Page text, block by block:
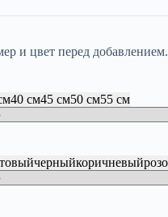
и цвет перед добавлением.
40 см45 см50 см55 см
черныйкоричневый